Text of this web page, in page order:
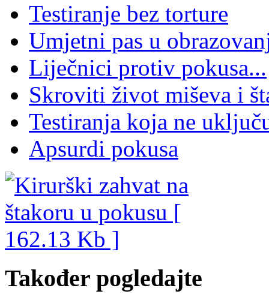
Testiranje bez torture
Umjetni pas u
Liječnici protiv pokusa...
Skroviti život miševa i
Testiranja koja ne
Apsurdi pokusa
Također pogledajte